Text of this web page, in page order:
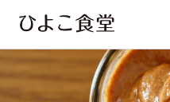
ひよこ食堂